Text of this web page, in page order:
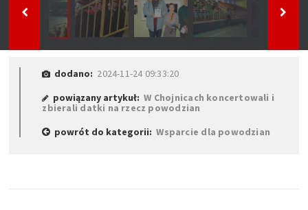
dodano: 2024-11-24 09:33:20
powiązany artykuł:W Chojnicach koncertowali i
zbierali datki na rzecz powodzian
powrót do kategorii:Wsparcie dla powodzian